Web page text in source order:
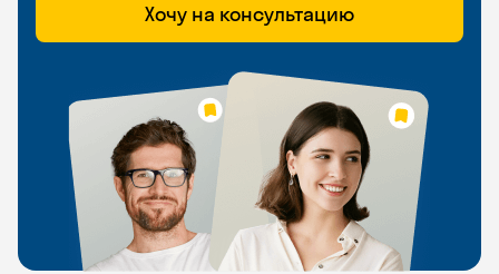
Хочу на консультацию